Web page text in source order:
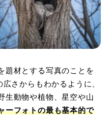
題材とする写真のことを
さからもわかるように、
生動物や植物、星空や山
ーフォトの最も基本的で